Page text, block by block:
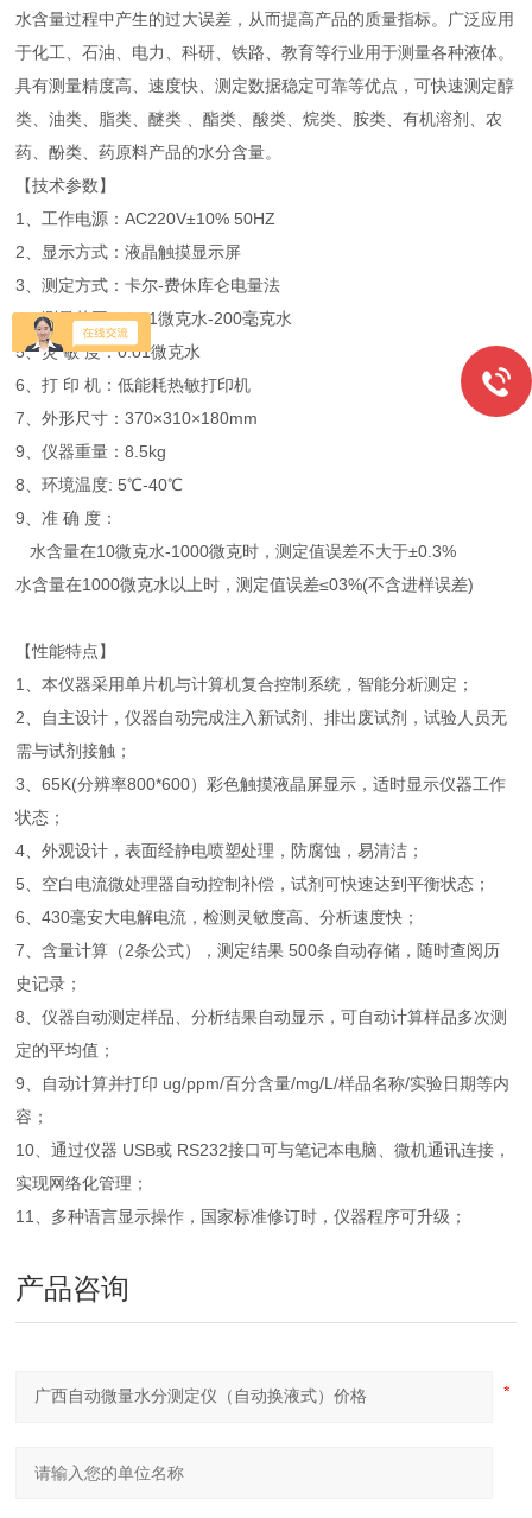
水含量过程中产生的过大误差，从而提高产品的质量指标。广泛应用
于化工、石油、电力、科研、铁路、教育等行业用于测量各种液体。
具有测量精度高、速度快、测定数据稳定可靠等优点，可快速测定醇
类、油类、脂类、醚类 、酯类、酸类、烷类、胺类、有机溶剂、农
药、酚类、药原料产品的水分含量。
【技术参数】
1、工作电源：AC220V±10% 50HZ
2、显示方式：液晶触摸显示屏
3、测定方式：卡尔-费休库仑电量法
4、测量范围：0.01微克水-200毫克水
5、灵 敏 度：0.01微克水
6、打 印 机：低能耗热敏打印机
7、外形尺寸：370×310×180mm
9、仪器重量：8.5kg
8、环境温度: 5℃-40℃
9、准 确 度：
水含量在10微克水-1000微克时，测定值误差不大于±0.3%
水含量在1000微克水以上时，测定值误差≤03%(不含进样误差)
【性能特点】
1、本仪器采用单片机与计算机复合控制系统，智能分析测定；
2、自主设计，仪器自动完成注入新试剂、排出废试剂，试验人员无
需与试剂接触；
3、65K(分辨率800*600）彩色触摸液晶屏显示，适时显示仪器工作
状态；
4、外观设计，表面经静电喷塑处理，防腐蚀，易清洁；
5、空白电流微处理器自动控制补偿，试剂可快速达到平衡状态；
6、430毫安大电解电流，检测灵敏度高、分析速度快；
7、含量计算（2条公式），测定结果 500条自动存储，随时查阅历
史记录；
8、仪器自动测定样品、分析结果自动显示，可自动计算样品多次测
定的平均值；
9、自动计算并打印 ug/ppm/百分含量/mg/L/样品名称/实验日期等内
容；
10、通过仪器 USB或 RS232接口可与笔记本电脑、微机通讯连接，
实现网络化管理；
11、多种语言显示操作，国家标准修订时，仪器程序可升级；
产品咨询